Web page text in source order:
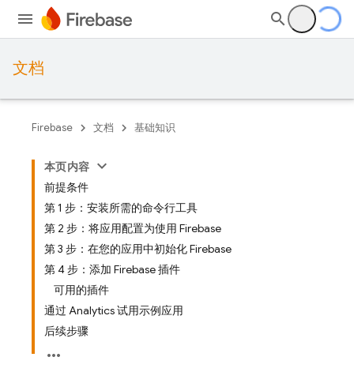
文档
Firebase 文档 基础知识
本页内容
前提条件
第 1 步：安装所需的命令行工具
第 2 步：将应用配置为使用 Firebase
第 3 步：在您的应用中初始化 Firebase
第 4 步：添加 Firebase 插件
可用的插件
通过 Analytics 试用示例应用
后续步骤